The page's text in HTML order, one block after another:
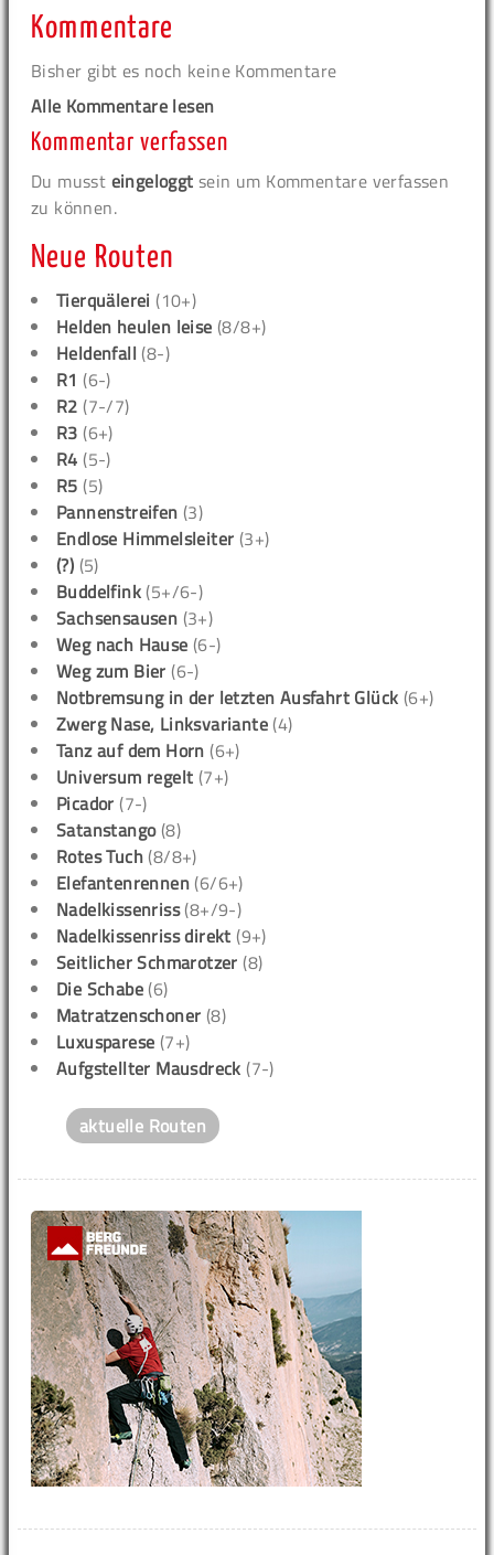
Kommentare
Bisher gibt es noch keine Kommentare
Alle Kommentare lesen
Kommentar verfassen
Du musst eingeloggt sein um Kommentare verfassen
zu können.
Neue Routen
Tierquälerei (10+)
Helden heulen leise (8/8+)
Heldenfall (8-)
R1 (6-)
R2 (7-/7)
R3 (6+)
R4 (5-)
R5 (5)
Pannenstreifen (3)
Endlose Himmelsleiter (3+)
(?) (5)
Buddelfink (5+/6-)
Sachsensausen (3+)
Weg nach Hause (6-)
Weg zum Bier (6-)
Notbremsung in der letzten Ausfahrt Glück (6+)
Zwerg Nase, Linksvariante (4)
Tanz auf dem Horn (6+)
Universum regelt (7+)
Picador (7-)
Satanstango(8)
Rotes Tuch (8/8+)
Elefantenrennen (6/6+)
Nadelkissenriss(8+/9-)
Nadelkissenriss direkt (9+)
Seitlicher Schmarotzer (8)
Die Schabe (6)
Matratzenschoner (8)
Luxusparese (7+)
Aufgstellter Mausdreck (7-)
aktuelle Routen